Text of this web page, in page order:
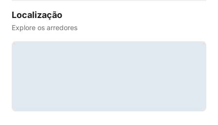
Localização
Explore os arredores